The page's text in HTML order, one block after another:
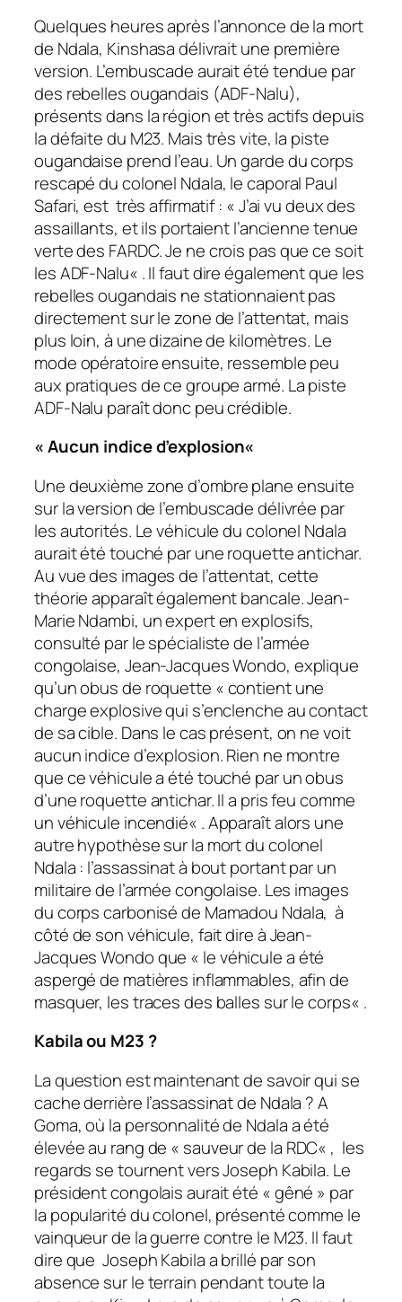
Quelques heures après l’annonce de la mort
de Ndala, Kinshasa délivrait une première
version. L’embuscade aurait été tendue par
des rebelles ougandais (ADF-Nalu),
présents dans la région et très actifs depuis
la défaite du M23. Mais très vite, la piste
ougandaise prend l’eau. Un garde du corps
rescapé du colonel Ndala, le caporal Paul
Safari, est très affirmatif : «J’ai vu deux des
assaillants, et ils portaient l’ancienne tenue
verte des FARDC. Je ne crois pas que ce soit
les ADF-Nalu« . Il faut dire également que les
rebelles ougandais ne stationnaient pas
directement sur le zone de l’attentat, mais
plus loin, à une dizaine de kilomètres. Le
mode opératoire ensuite, ressemble peu
aux pratiques de ce groupe armé. La piste
ADF-Nalu paraît donc peu crédible.
«Aucun indice d’explosion«
Une deuxième zone d’ombre plane ensuite
sur la version de l’embuscade délivrée par
les autorités. Le véhicule du colonel Ndala
aurait été touché par une roquette antichar.
Au vue des images de l’attentat, cette
théorie apparaît également bancale. Jean-
Marie Ndambi, un expert en explosifs,
consulté par le spécialiste de l’armée
congolaise, Jean-Jacques Wondo, explique
qu’un obus de roquette «contient une
charge explosive qui s’enclenche au contact
de sa cible. Dans le cas présent, on ne voit
aucun indice d’explosion. Rien ne montre
que ce véhicule a été touché par un obus
d’une roquette antichar. Il a pris feu comme
un véhicule incendié« . Apparaît alors une
autre hypothèse sur la mort du colonel
Ndala : l’assassinat à bout portant par un
militaire de l’armée congolaise. Les images
du corps carbonisé de Mamadou Ndala, à
côté de son véhicule, fait dire à Jean-
Jacques Wondo que « le véhicule a été
aspergé de matières inflammables, afin de
masquer, les traces des balles sur le corps« .
Kabila ou M23 ?
La question est maintenant de savoir qui se
cache derrière l’assassinat de Ndala ? A
Goma, où la personnalité de Ndala a été
élevée au rang de « sauveur de la RDC« , les
regards se tournent vers Joseph Kabila. Le
président congolais aurait été «gêné » par
la popularité du colonel, présenté comme le
vainqueur de la guerre contre le M23. Il faut
dire que Joseph Kabila a brillé par son
absence sur le terrain pendant toute la